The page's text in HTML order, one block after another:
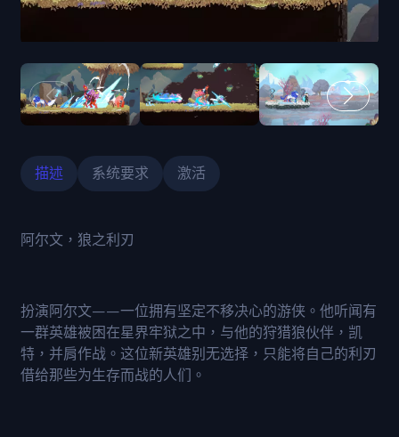
描述 系统要求 激活
阿尔文，狼之利刃
扮演阿尔文——一位拥有坚定不移决心的游侠。他听闻有
一群英雄被困在星界牢狱之中，与他的狩猎狼伙伴，凯
特，并肩作战。这位新英雄别无选择，只能将自己的利刃
借给那些为生存而战的人们。